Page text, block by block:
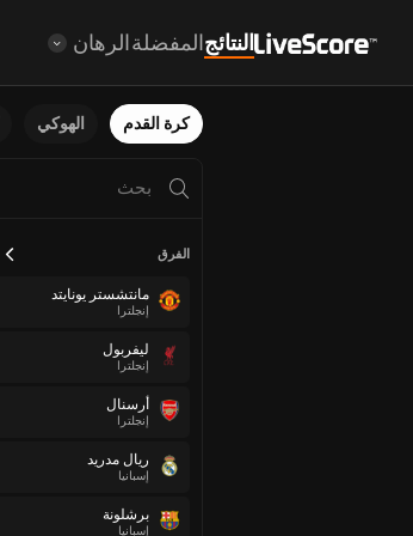
النتائجالمفضلةالرهان
كرة القدم الهوكي
الفرق
مانتشستر يونايتد
إنجلترا
ليفربول
إنجلترا
أرسنال
إنجلترا
ريال مدريد
إسبانيا
برشلونة
إسبانيا